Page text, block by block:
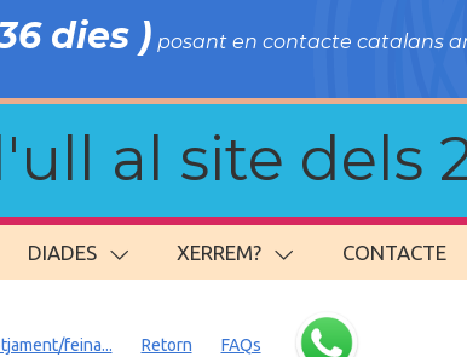
dies ) posant en contacte catalans
al site dels
DIADES XERREM? CONTACTE
feina... Retorn FAQs